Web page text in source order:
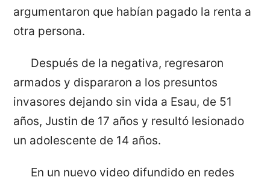
argumentaron que habían pagado la renta a
otra persona.
Después de la negativa, regresaron
armados y dispararon a los presuntos
invasores dejando sin vida a Esau, de 51
años, Justin de 17 años y resultó lesionado
un adolescente de 14 años.
En un nuevo video difundido en redes